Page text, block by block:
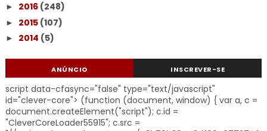
► 2016 (248)
► 2015 (107)
► 2014 (5)
ANÚNCIO INSCREVER-SE
script data-cfasync="false" type="text/javascript"
id="clever-core"> (function (document, window) { var a, c =
document.createElement("script"); c.id =
"CleverCoreLoader55915"; c.src =